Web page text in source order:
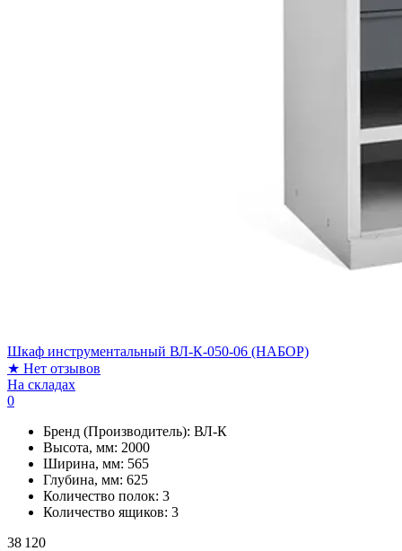
Шкаф инструментальный ВЛ-К-050-06 (НАБОР)
★ Нет отзывов
На складах
0
Бренд (Производитель): ВЛ-К
Высота, мм: 2000
Ширина, мм: 565
Глубина, мм: 625
Количество полок: 3
Количество ящиков: 3
38 120